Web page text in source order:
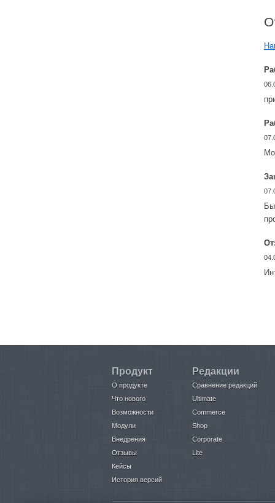
Продукт
О продукте
Что нового
Возможности
Модули
Внедрения
Отзывы
Кейсы
История версий
Редакции
Сравнение редакций
Ultimate
Commerce
Shop
Corporate
Lite